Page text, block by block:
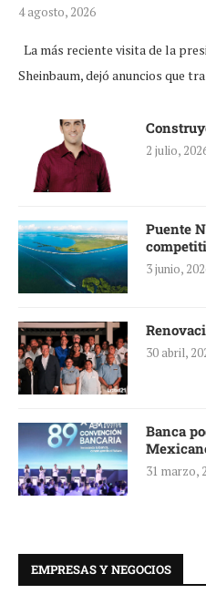
4 agosto, 2026
La más reciente visita de la
Sheinbaum, dejó anuncios que
2 julio,
Puente
3 junio,
30 abril,
Banca
31 marzo,
EMPRESAS Y NEGOCIOS